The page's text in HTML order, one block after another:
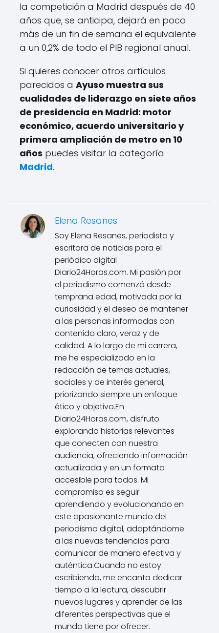
la competición a Madrid después de 40
años que, se anticipa, dejará en poco
más de un fin de semana el equivalente
a un 0,2% de todo el PIB regional anual.
Si quieres conocer otros artículos
parecidos a Ayuso muestra sus
cualidades de liderazgo en siete años
de presidencia en Madrid: motor
económico, acuerdo universitario y
primera ampliación de metro en 10
años puedes visitar la categoría
Madrid.
Elena Resanes
Soy Elena Resanes, periodista y
escritora de noticias para el
periódico digital
Diario24Horas.com. Mi pasión por
el periodismo comenzó desde
temprana edad, motivada por la
curiosidad y el deseo de mantener
a las personas informadas con
contenido claro, veraz y de
calidad. A lo largo de mi carrera,
me he especializado en la
redacción de temas actuales,
sociales y de interés general,
priorizando siempre un enfoque
ético y objetivo.En
Diario24Horas.com, disfruto
explorando historias relevantes
que conecten con nuestra
audiencia, ofreciendo información
actualizada y en un formato
accesible para todos. Mi
compromiso es seguir
aprendiendo y evolucionando en
este apasionante mundo del
periodismo digital, adaptándome
a las nuevas tendencias para
comunicar de manera efectiva y
auténtica.Cuando no estoy
escribiendo, me encanta dedicar
tiempo a la lectura, descubrir
nuevos lugares y aprender de las
diferentes perspectivas que el
mundo tiene por ofrecer.